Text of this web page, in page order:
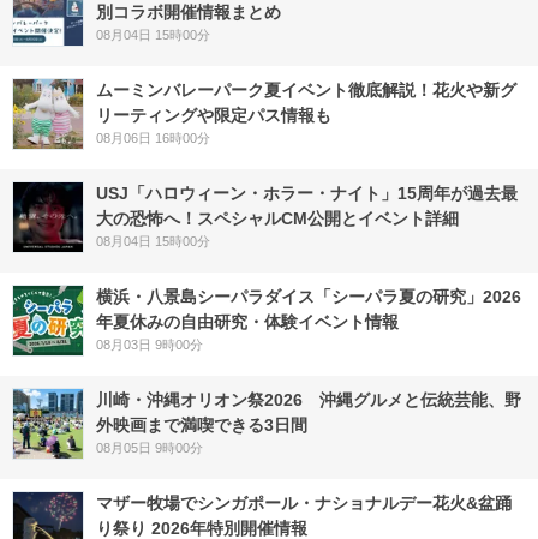
別コラボ開催情報まとめ
08月04日 15時00分
ムーミンバレーパーク夏イベント徹底解説！花火や新グ
リーティングや限定パス情報も
08月06日 16時00分
USJ「ハロウィーン・ホラー・ナイト」15周年が過去最
大の恐怖へ！スペシャルCM公開とイベント詳細
08月04日 15時00分
横浜・八景島シーパラダイス「シーパラ夏の研究」2026
年夏休みの自由研究・体験イベント情報
08月03日 9時00分
川崎・沖縄オリオン祭2026 沖縄グルメと伝統芸能、野
外映画まで満喫できる3日間
08月05日 9時00分
マザー牧場でシンガポール・ナショナルデー花火&盆踊
り祭り 2026年特別開催情報